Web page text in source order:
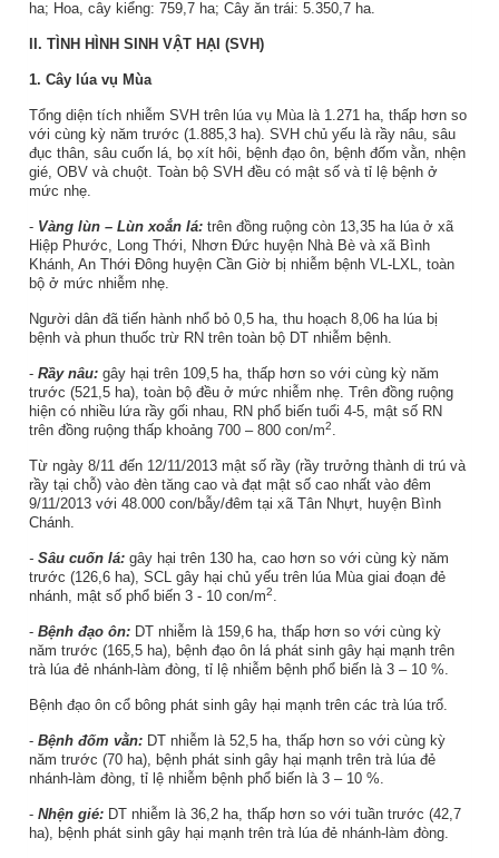
ha; Hoa, cây kiểng: 759,7 ha; Cây ăn trái: 5.350,7 ha.
II. TÌNH HÌNH SINH VẬT HẠI (SVH)
1. Cây lúa vụ Mùa
Tổng diện tích nhiễm SVH trên lúa vụ Mùa là 1.271 ha, thấp hơn so
với cùng kỳ năm trước (1.885,3 ha). SVH chủ yếu là rầy nâu, sâu
đục thân, sâu cuốn lá, bọ xít hôi, bệnh đạo ôn, bệnh đốm vằn, nhện
gié, OBV và chuột. Toàn bộ SVH đều có mật số và tỉ lệ bệnh ở
mức nhẹ.
- Vàng lùn – Lùn xoắn lá: trên đồng ruộng còn 13,35 ha lúa ở xã
Hiệp Phước, Long Thới, Nhơn Đức huyện Nhà Bè và xã Bình
Khánh, An Thới Đông huyện Cần Giờ bị nhiễm bệnh VL-LXL, toàn
bộ ở mức nhiễm nhẹ.
Người dân đã tiến hành nhổ bỏ 0,5 ha, thu hoạch 8,06 ha lúa bị
bệnh và phun thuốc trừ RN trên toàn bộ DT nhiễm bệnh.
- Rầy nâu: gây hại trên 109,5 ha, thấp hơn so với cùng kỳ năm
trước (521,5 ha), toàn bộ đều ở mức nhiễm nhẹ. Trên đồng ruộng
hiện có nhiều lứa rầy gối nhau, RN phổ biến tuổi 4-5, mật số RN
trên đồng ruộng thấp khoảng 700 – 800 con/m2
Từ ngày 8/11 đến 12/11/2013 mật số rầy (rầy trưởng thành di trú và
rầy tại chỗ) vào đèn tăng cao và đạt mật số cao nhất vào đêm
9/11/2013 với 48.000 con/bẫy/đêm tại xã Tân Nhựt, huyện Bình
Chánh.
- Sâu cuốn lá: gây hại trên 130 ha, cao hơn so với cùng kỳ năm
trước (126,6 ha), SCL gây hại chủ yếu trên lúa Mùa giai đoạn đẻ
nhánh, mật số phổ biến 3 - 10 con/m2
- Bệnh đạo ôn: DT nhiễm là 159,6 ha, thấp hơn so với cùng kỳ
năm trước (165,5 ha), bệnh đạo ôn lá phát sinh gây hại mạnh trên
trà lúa đẻ nhánh-làm đòng, tỉ lệ nhiễm bệnh phổ biến là 3 – 10 %.
Bệnh đạo ôn cổ bông phát sinh gây hại mạnh trên các trà lúa trổ.
- Bệnh đốm vằn: DT nhiễm là 52,5 ha, thấp hơn so với cùng kỳ
năm trước (70 ha), bệnh phát sinh gây hại mạnh trên trà lúa đẻ
nhánh-làm đòng, tỉ lệ nhiễm bệnh phổ biến là 3 – 10 %.
- Nhện gié: DT nhiễm là 36,2 ha, thấp hơn so với tuần trước (42,7
ha), bệnh phát sinh gây hại mạnh trên trà lúa đẻ nhánh-làm đòng.